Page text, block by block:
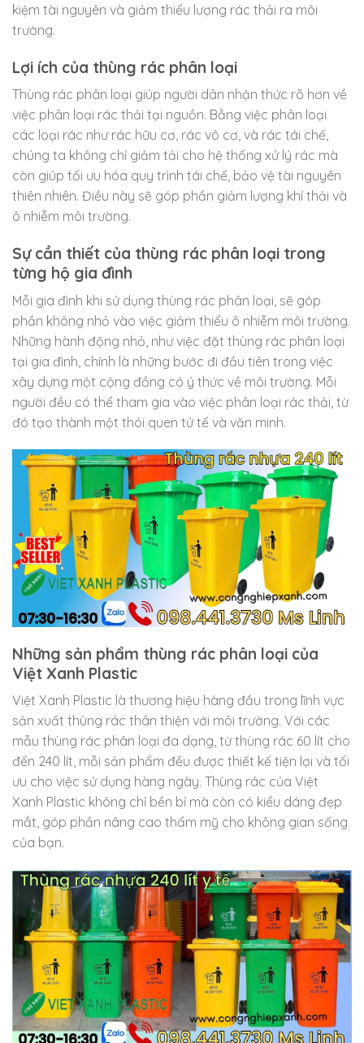
kiệm tài nguyên và giảm thiểu lượng rác thải ra môi
trường.
Lợi ích của thùng rác phân loại
Thùng rác phân loại giúp người dân nhận thức rõ hơn về
việc phân loại rác thải tại nguồn. Bằng việc phân loại
các loại rác như rác hữu cơ, rác vô cơ, và rác tái chế,
chúng ta không chỉ giảm tải cho hệ thống xử lý rác mà
còn giúp tối ưu hóa quy trình tái chế, bảo vệ tài nguyên
thiên nhiên. Điều này sẽ góp phần giảm lượng khí thải và
ô nhiễm môi trường.
Sự cần thiết của thùng rác phân loại trong
từng hộ gia đình
Mỗi gia đình khi sử dụng thùng rác phân loại, sẽ góp
phần không nhỏ vào việc giảm thiểu ô nhiễm môi trường.
Những hành động nhỏ, như việc đặt thùng rác phân loại
tại gia đình, chính là những bước đi đầu tiên trong việc
xây dựng một cộng đồng có ý thức về môi trường. Mỗi
người đều có thể tham gia vào việc phân loại rác thải, từ
đó tạo thành một thói quen tử tế và văn minh.
Những sản phẩm thùng rác phân loại của
Việt Xanh Plastic
Việt Xanh Plastic là thương hiệu hàng đầu trong lĩnh vực
sản xuất thùng rác thân thiện với môi trường. Với các
mẫu thùng rác phân loại đa dạng, từ thùng rác 60 lít cho
đến 240 lít, mỗi sản phẩm đều được thiết kế tiện lợi và tối
ưu cho việc sử dụng hàng ngày. Thùng rác của Việt
Xanh Plastic không chỉ bền bỉ mà còn có kiểu dáng đẹp
mắt, góp phần nâng cao thẩm mỹ cho không gian sống
của bạn.